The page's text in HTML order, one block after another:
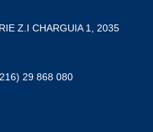
Z.I CHARGUIA 1, 2035
29 868 080